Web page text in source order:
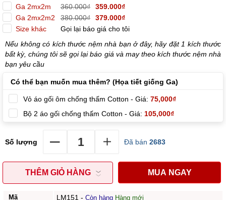
Ga 2mx2m
360.000₫
359.000₫
Ga 2mx2m2
380.000₫
379.000₫
Size khác
Gọi lại báo giá cho tôi
Nếu không có kích thước nệm nhà bạn ở đây, hãy đặt 1 kích thước
bất kỳ, chúng tôi sẽ gọi lại báo giá và may theo kích thước nệm nhà
bạn yêu cầu
Có thể bạn muốn mua thêm? (Họa tiết giống Ga)
Vỏ áo gối ôm chống thấm Cotton - Giá: 75,000₫
Bộ 2 áo gối chống thấm Cotton - Giá: 105,000₫
Số lượng Đã bán 2683
THÊM GIỎ HÀNG MUA NGAY
Mã LM151 - Còn hàng Hàng mới